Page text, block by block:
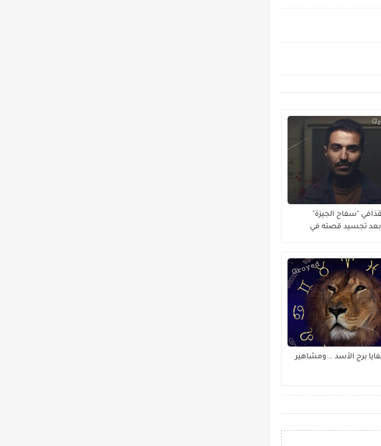
"سفاح الجيزة"
بعد تجسيد قصته في
برج الأسد .. ومشاهير